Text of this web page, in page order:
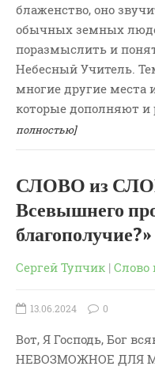
блаженство, оно
обычных земных
поразмыслить и
Небесный Учитель.
многие другие места
которые дополняют и
полностью]
СЛОВО из
Всевышнего
благополучие?»
Сергей Тупчик | Слово
13.06.2024 0
Вот, Я Господь, Бог
НЕВОЗМОЖНОЕ ДЛЯ